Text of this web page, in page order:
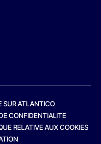
SUR ATLANTICO
CONFIDENTIALITE
RELATIVE AUX COOKIES